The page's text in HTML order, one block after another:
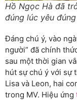
Hồ Ngọc Hà đã
đúng lúc yêu
Đáng chú ý, vào
người” đã chính
sau một thời gian
hút sự chú ý với sự
Lisa và Leon, hai
trong MV. Hiệu ứng